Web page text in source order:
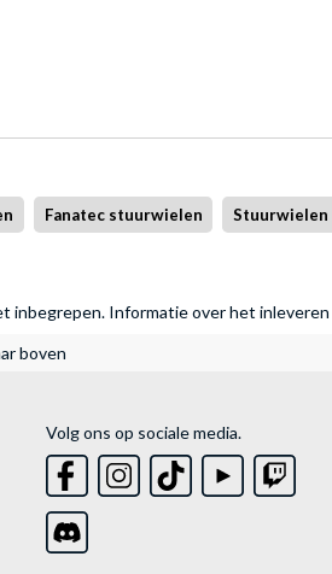
Fanatec stuurwielen Stuurwielen
inbegrepen. Informatie over het inleveren
boven
Volg ons op sociale media.